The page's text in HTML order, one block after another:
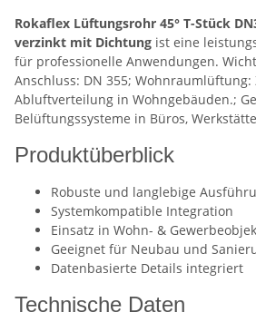
Rokaflex Lüftungsrohr 45° T-Stück
verzinkt mit Dichtung ist eine
für professionelle Anwendungen.
Anschluss: DN 355;
Abluftverteilung in Wohngebäuden.;
Belüftungssysteme in Büros,
Produktüberblick
Robuste und langlebige
Systemkompatible Integration
Einsatz in Wohn- &
Geeignet für Neubau und
Datenbasierte Details integriert
Technische Daten